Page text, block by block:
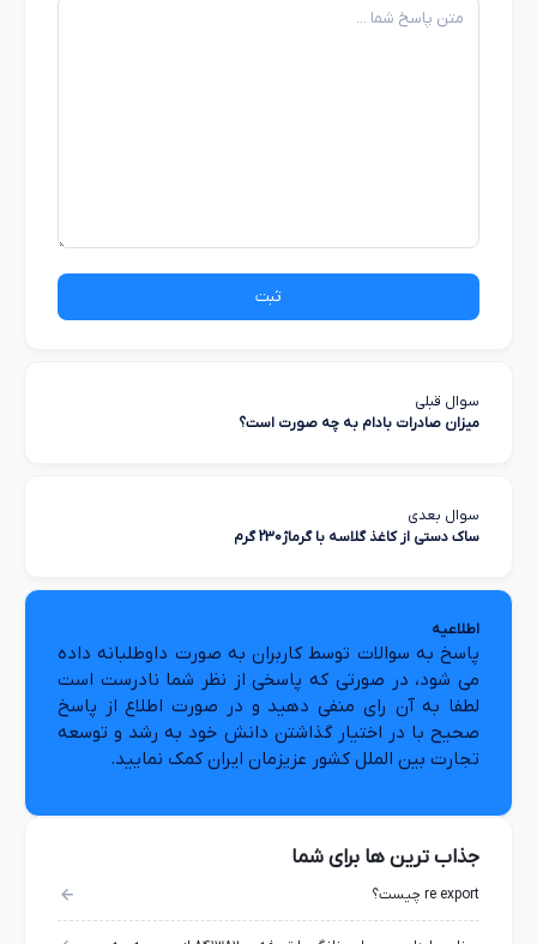
ثبت
سوال قبلی
میزان صادرات بادام به چه صورت است؟
سوال بعدی
ساک دستی از کاغذ گلاسه با گرماژ230 گرم
اطلاعیه
پاسخ به سوالات توسط کاربران به صورت داوطلبانه داده
می شود، در صورتی که پاسخی از نظر شما نادرست است
لطفا به آن رای منفی دهید و در صورت اطلاع از پاسخ
صحیح با در اختیار گذاشتن دانش خود به رشد و توسعه
تجارت بین الملل کشور عزیزمان ایران کمک نمایید.
جذاب ترین ها برای شما
re export چیست؟